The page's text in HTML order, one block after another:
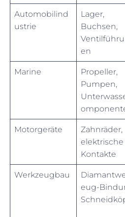
Automobilind
ustrie
Lager,
Buchsen,
en
Marine
Propeller,
Pumpen,
Motorgeräte
Zahnräder,
elektrische
Kontakte
Werkzeugbau
eug-